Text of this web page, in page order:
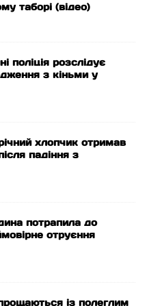
таборі (відео)
поліція розслідує
з кіньми у
хлопчик отримав
падіння з
потрапила до
отруєння
із полеглим